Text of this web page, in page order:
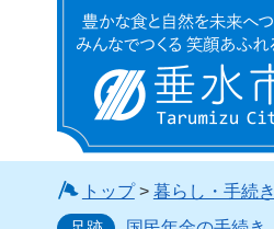
垂水市
トップ> 暮らし・手続き